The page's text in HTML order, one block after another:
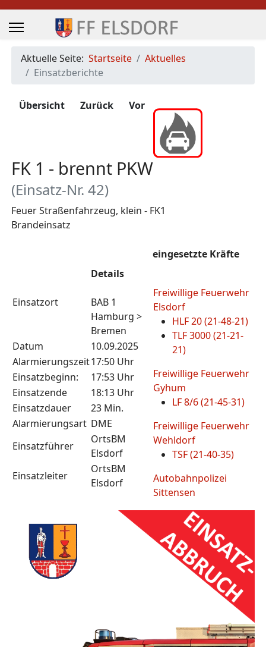
Aktuelle Seite: Startseite
Aktuelles
Einsatzberichte
Übersicht Zurück Vor
FK 1 - brennt PKW
(Einsatz-Nr. 42)
Feuer Straßenfahrzeug, klein - FK1
Brandeinsatz
Einsatzort
Details
BAB 1
Hamburg >
Bremen
Datum
10.09.2025
Alarmierungszeit17:50 Uhr
Einsatzbeginn:
17:53 Uhr
Einsatzende
18:13 Uhr
Einsatzdauer
23 Min.
Alarmierungsart DME
Einsatzführer
OrtsBM
Elsdorf
Einsatzleiter
OrtsBM
Elsdorf
eingesetzte Kräfte
Freiwillige Feuerwehr
Elsdorf
HLF 20 (21-48-21)
TLF 3000 (21-21-
21)
Freiwillige Feuerwehr
Gyhum
LF 8/6 (21-45-31)
Freiwillige Feuerwehr
Wehldorf
TSF (21-40-35)
Autobahnpolizei
Sittensen